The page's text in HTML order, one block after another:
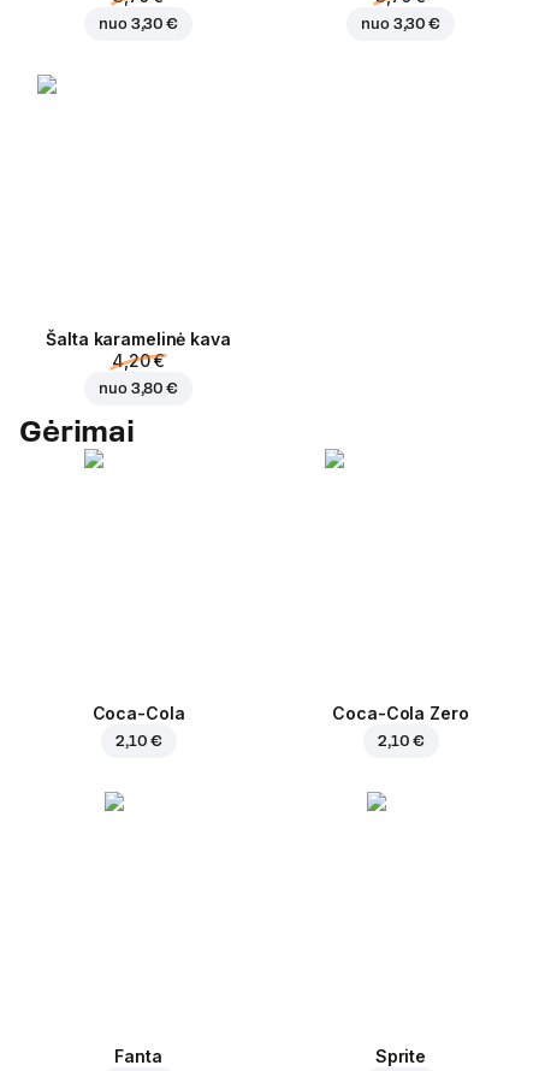
nuo 3,30 € nuo 3,30 €
Šalta karamelinė kava
4,20 €
nuo 3,80 €
Gėrimai
Coca-Cola
2,10 €
Coca-Cola Zero
2,10 €
Fanta Sprite